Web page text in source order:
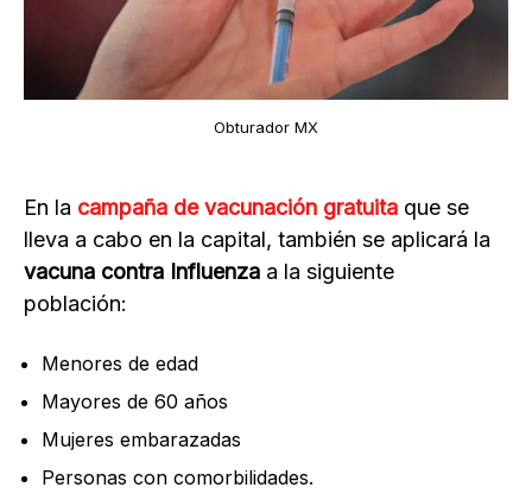
Obturador MX
En la campaña de vacunación gratuita que se
lleva a cabo en la capital, también se aplicará la
vacuna contra Influenza a la siguiente
población:
Menores de edad
Mayores de 60 años
Mujeres embarazadas
Personas con comorbilidades.